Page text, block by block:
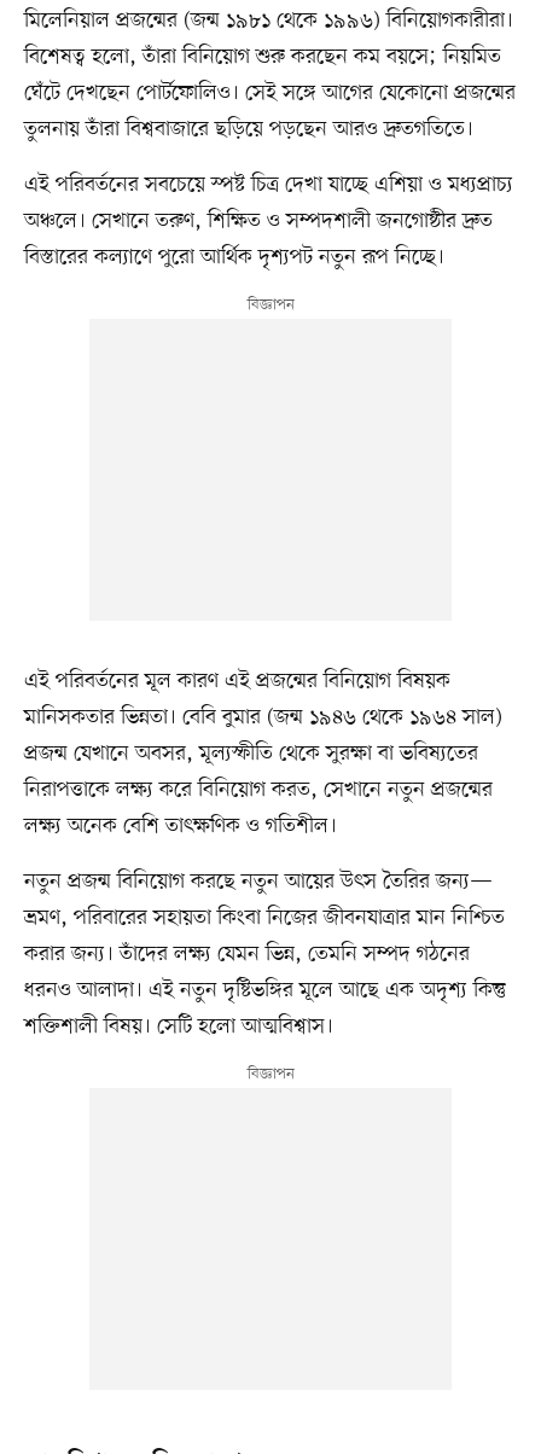
মিলেনিয়াল প্রজন্মের (জন্ম ১৯৮১ থেকে ১৯৯৬) বিনিয়োগকারীরা।
বিশেষত্ব হলো, তাঁরা বিনিয়োগ শুরু করছেন কম বয়সে; নিয়মিত
ঘেঁটে দেখছেন পোর্টফোলিও। সেই সঙ্গে আগের যেকোনো প্রজন্মের
তুলনায় তাঁরা বিশ্ববাজারে ছড়িয়ে পড়ছেন আরও দ্রুতগতিতে।
এই পরিবর্তনের সবচেয়ে স্পষ্ট চিত্র দেখা যাচ্ছে এশিয়া ও মধ্যপ্রাচ্য
অঞ্চলে। সেখানে তরুণ, শিক্ষিত ও সম্পদশালী জনগোষ্ঠীর দ্রুত
বিস্তারের কল্যাণে পুরো আর্থিক দৃশ্যপট নতুন রূপ নিচ্ছে।
এই পরিবর্তনের মূল কারণ এই প্রজন্মের বিনিয়োগ বিষয়ক
মানিসকতার ভিন্নতা। বেবি বুমার (জন্ম ১৯৪৬ থেকে ১৯৬৪ সাল)
প্রজন্ম যেখানে অবসর, মূল্যস্ফীতি থেকে সুরক্ষা বা ভবিষ্যতের
নিরাপত্তাকে লক্ষ্য করে বিনিয়োগ করত, সেখানে নতুন প্রজন্মের
লক্ষ্য অনেক বেশি তাৎক্ষণিক ও গতিশীল।
নতুন প্রজন্ম বিনিয়োগ করছে নতুন আয়ের উৎস তৈরির জন্য—
ভ্রমণ, পরিবারের সহায়তা কিংবা নিজের জীবনযাত্রার মান নিশ্চিত
করার জন্য। তাঁদের লক্ষ্য যেমন ভিন্ন, তেমনি সম্পদ গঠনের
ধরনও আলাদা। এই নতুন দৃষ্টিভঙ্গির মূলে আছে এক অদৃশ্য কিন্তু
শক্তিশালী বিষয়। সেটি হলো আত্মবিশ্বাস।